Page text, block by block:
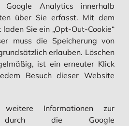
Analytics innerhalb
über Sie erfasst. Mit dem
Sie ein „Opt-Out-Cookie“
muss die Speicherung von
erlauben. Löschen
ist ein erneuter Klick
Besuch dieser Website
Informationen zur
durch die Google